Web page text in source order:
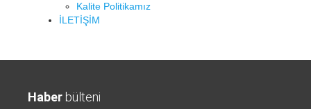
Kalite Politikamız
İLETİŞİM
Haber bülteni